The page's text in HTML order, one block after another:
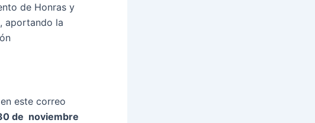
de Honras y
aportando la
este correo
de noviembre